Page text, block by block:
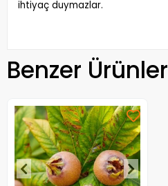
ihtiyaç duymazlar.
Benzer Ürünler